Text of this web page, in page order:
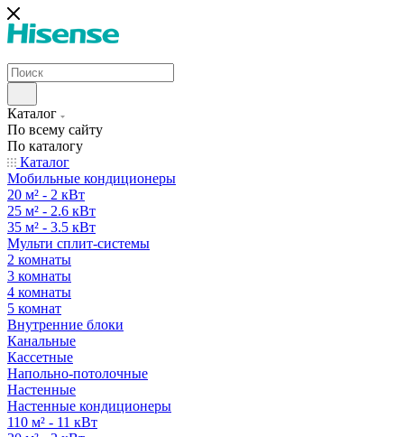
Каталог
По всему сайту
По каталогу
Каталог
Мобильные кондиционеры
20 м² - 2 кВт
25 м² - 2.6 кВт
35 м² - 3.5 кВт
Мульти сплит-системы
2 комнаты
3 комнаты
4 комнаты
5 комнат
Внутренние блоки
Канальные
Кассетные
Напольно-потолочные
Настенные
Настенные кондиционеры
110 м² - 11 кВт